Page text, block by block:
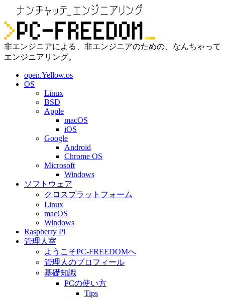
非エンジニアによる、非エンジニアのための、なんちゃって
エンジニアリング。
open.Yellow.os
OS
Linux
BSD
Apple
macOS
iOS
Google
Android
Chrome OS
Microsoft
Windows
ソフトウェア
クロスプラットフォーム
Linux
macOS
Windows
Raspberry Pi
管理人室
ようこそPC-FREEDOMへ
管理人のプロフィール
基礎知識
PCの使い方
Tips